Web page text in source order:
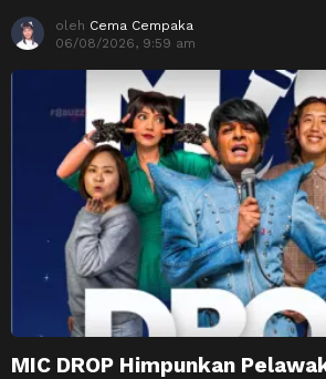
oleh Cema Cempaka
06/08/2026, 9:59 am
MIC DROP Himpunkan